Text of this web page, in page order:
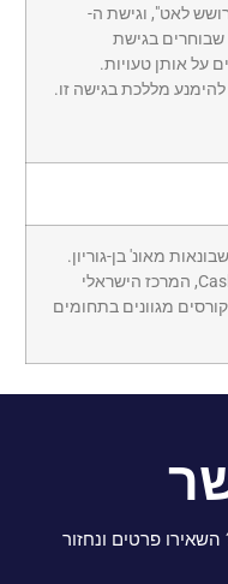
לאט", וגישת ה-
בגישת
על אותן טעויות.
להימנע מללכת בגישה זו.
מאונ' בן-גוריון.
מנכ"ל ומייסד משותף של Cash Flow Israel, המרכז הישראלי
מגוונים בתחומים
פרטים ונחזור